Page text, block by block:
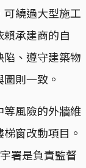
繞過大型施工
承建商的自
、遵守建築物
則一致。
風險的外牆維
窗改動項目。
署是負責監督